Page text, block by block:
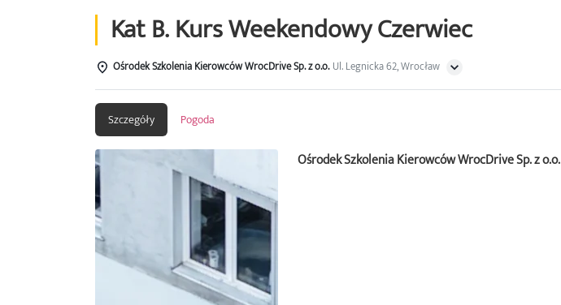
Kat B. Kurs Weekendowy Czerwiec
Ośrodek Szkolenia Kierowców WrocDrive Sp. z o.o. Ul. Legnicka 62, Wrocław
Szczegóły Pogoda
Ośrodek Szkolenia Kierowców WrocDrive Sp. z o.o.